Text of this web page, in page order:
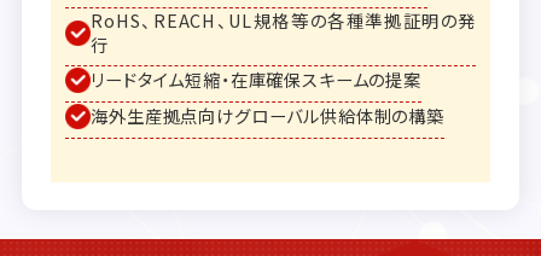
RoHS、REACH、UL規格等の各種準拠証明の発
行
リードタイム短縮・在庫確保スキームの提案
海外生産拠点向けグローバル供給体制の構築